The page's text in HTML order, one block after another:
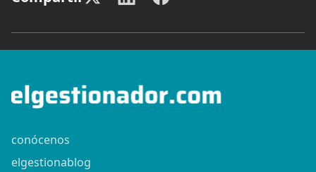
conócenos
elgestionablog